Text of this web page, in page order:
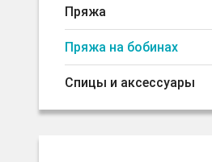
Пряжа
Пряжа на бобинах
Спицы и аксессуары